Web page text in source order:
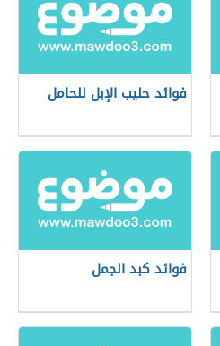
فوائد حليب الإبل للحامل
فوائد كبد الجمل